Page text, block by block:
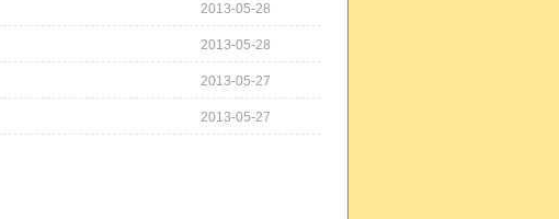
2013-05-28
2013-05-28
2013-05-27
2013-05-27